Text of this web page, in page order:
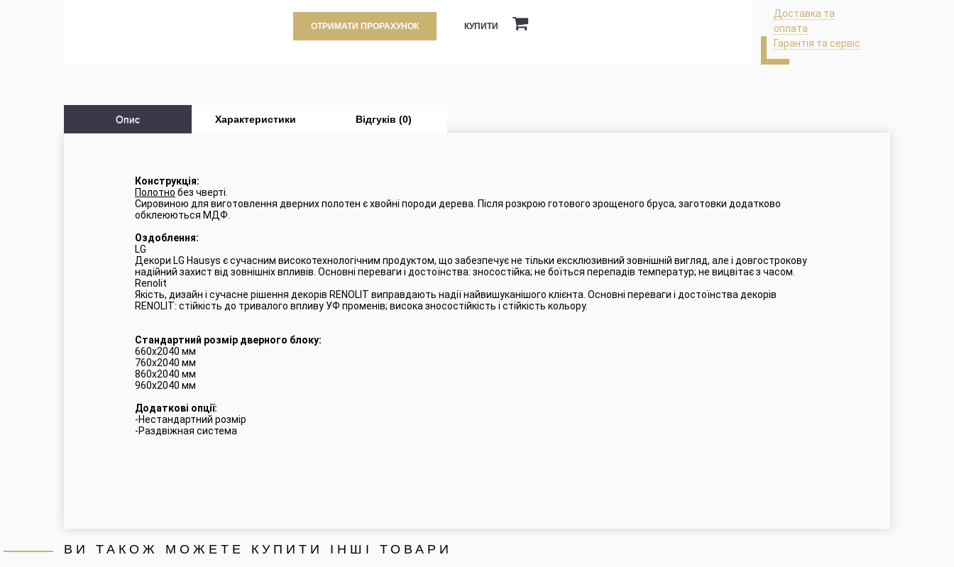
ОТРИМАТИ ПРОРАХУНОК КУПИТИ
Доставка та
оплата
Гарантія та сервіс
Опис Характеристики Відгуків (0)
Конструкція:
Полотно без чверті.
Сировиною для виготовлення дверних полотен є хвойні породи дерева. Після розкрою готового зрощеного бруса, заготовки додатково
обклеюються МДФ.
Оздоблення:
LG
Декори LG Hausys є сучасним високотехнологічним продуктом, що забезпечує не тільки ексклюзивний зовнішній вигляд, але і довгострокову
надійний захист від зовнішніх впливів. Основні переваги і достоїнства: зносостійка; не боїться перепадів температур; не вицвітає з часом.
Renolit
Якість, дизайн і сучасне рішення декорів RENOLIT виправдають надії найвишуканішого клієнта. Основні переваги і достоїнства декорів
RENOLIT: стійкість до тривалого впливу УФ променів; висока зносостійкість і стійкість кольору.
Стандартний розмір дверного блоку:
660x2040 мм
760x2040 мм
860x2040 мм
960x2040 мм
Додаткові опції:
-Нестандартний розмір
-Раздвіжная система
ВИ ТАКОЖ МОЖЕТЕ КУПИТИ ІНШІ ТОВАРИ